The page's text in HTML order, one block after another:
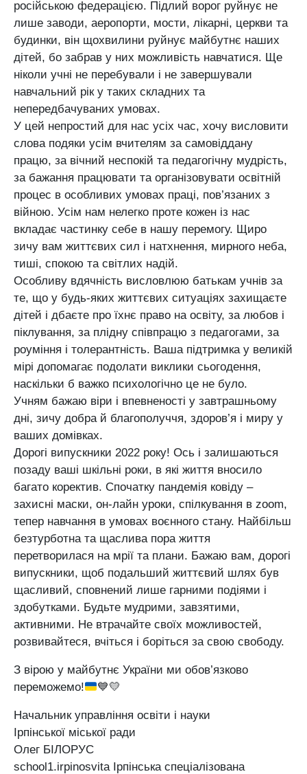
російською федерацією. Підлий ворог руйнує не
лише заводи, аеропорти, мости, лікарні, церкви та
будинки, він щохвилини руйнує майбутнє наших
дітей, бо забрав у них можливість навчатися. Ще
ніколи учні не перебували і не завершували
навчальний рік у таких складних та
непередбачуваних умовах.
У цей непростий для нас усіх час, хочу висловити
слова подяки усім вчителям за самовіддану
працю, за вічний неспокій та педагогічну мудрість,
за бажання працювати та організовувати освітній
процес в особливих умовах праці, пов’язаних з
війною. Усім нам нелегко проте кожен із нас
вкладає частинку себе в нашу перемогу. Щиро
зичу вам життєвих сил і натхнення, мирного неба,
тиші, спокою та світлих надій.
Особливу вдячність висловлюю батькам учнів за
те, що у будь-яких життєвих ситуаціях захищаєте
дітей і дбаєте про їхнє право на освіту, за любов і
піклування, за плідну співпрацю з педагогами, за
роуміння і толерантність. Ваша підтримка у великій
мірі допомагає подолати виклики сьогодення,
наскільки б важко психологічно це не було.
Учням бажаю віри і впевненості у завтрашньому
дні, зичу добра й благополуччя, здоров’я і миру у
ваших домівках.
Дорогі випускники 2022 року! Ось і залишаються
позаду ваші шкільні роки, в які життя вносило
багато коректив. Спочатку пандемія ковіду –
захисні маски, он-лайн уроки, спілкування в zoom,
тепер навчання в умовах воєнного стану. Найбільш
безтурботна та щаслива пора життя
перетворилася на мрії та плани. Бажаю вам, дорогі
випускники, щоб подальший життєвий шлях був
щасливий, сповнений лише гарними подіями і
здобутками. Будьте мудрими, завзятими,
активними. Не втрачайте своїх можливостей,
розвивайтеся, вчіться і боріться за свою свободу.
З вірою у майбутнє України ми обов’язково
переможемо!
💙💛
Начальник управління освіти і науки
Ірпінської міської ради
Олег БІЛОРУС
school1.irpinosvita Ірпінська спеціалізована